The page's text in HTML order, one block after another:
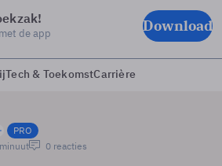
de app Download
Tech & ToekomstCarrière
PRO
0 reacties